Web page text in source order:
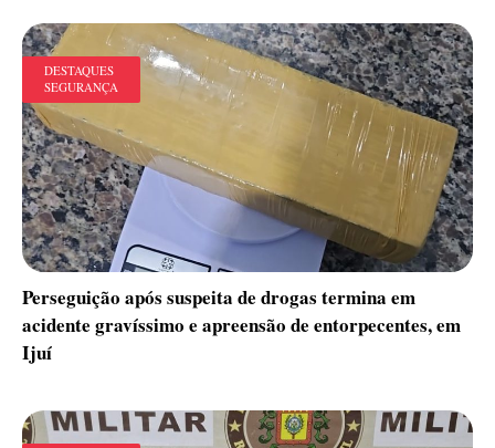
DESTAQUES
SEGURANÇA
Perseguição após suspeita de drogas termina em
acidente gravíssimo e apreensão de entorpecentes, em
Ijuí